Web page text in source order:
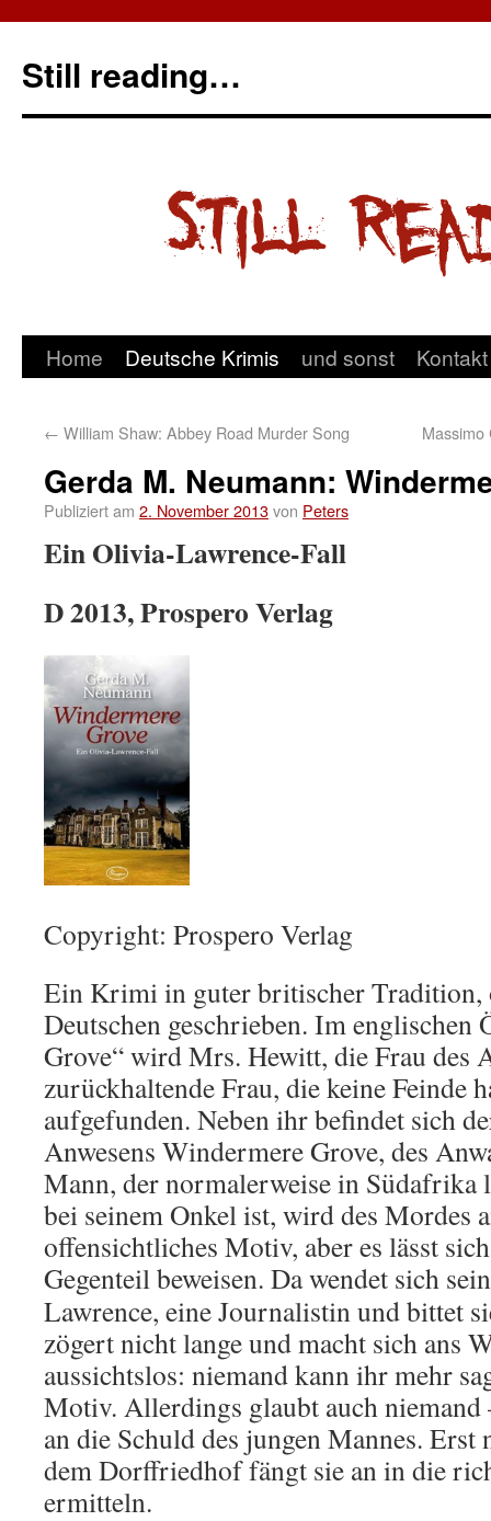
Still reading…
Home Deutsche Krimis und sonst Kontakt
← William Shaw: Abbey Road Murder Song
Gerda M. Neumann:
Publiziert am 2. November 2013von Peters
Ein Olivia-Lawrence-Fall
D 2013, Prospero Verlag
Copyright: Prospero Verlag
Ein Krimi in guter britischer Tradition,
Deutschen geschrieben. Im englischen
Grove“ wird Mrs. Hewitt, die Frau des
zurückhaltende Frau, die keine Feinde
aufgefunden. Neben ihr befindet sich
Anwesens Windermere Grove, des
Mann, der normalerweise in Südafrika
bei seinem Onkel ist, wird des Mordes
offensichtliches Motiv, aber es lässt
Gegenteil beweisen. Da wendet sich
Lawrence, eine Journalistin und bittet
zögert nicht lange und macht sich ans
aussichtslos: niemand kann ihr mehr
Motiv. Allerdings glaubt auch niemand
an die Schuld des jungen Mannes. Erst
dem Dorffriedhof fängt sie an in die
ermitteln.